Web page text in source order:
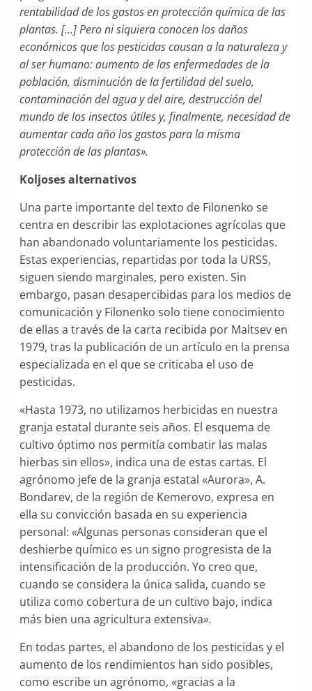
rentabilidad de los gastos en protección química de las
plantas. […] Pero ni siquiera conocen los daños
económicos que los pesticidas causan a la naturaleza y
al ser humano: aumento de las enfermedades de la
población, disminución de la fertilidad del suelo,
contaminación del agua y del aire, destrucción del
mundo de los insectos útiles y, finalmente, necesidad de
aumentar cada año los gastos para la misma
protección de las plantas».
Koljoses alternativos
Una parte importante del texto de Filonenko se
centra en describir las explotaciones agrícolas que
han abandonado voluntariamente los pesticidas.
Estas experiencias, repartidas por toda la URSS,
siguen siendo marginales, pero existen. Sin
embargo, pasan desapercibidas para los medios de
comunicación y Filonenko solo tiene conocimiento
de ellas a través de la carta recibida por Maltsev en
1979, tras la publicación de un artículo en la prensa
especializada en el que se criticaba el uso de
pesticidas.
«Hasta 1973, no utilizamos herbicidas en nuestra
granja estatal durante seis años. El esquema de
cultivo óptimo nos permitía combatir las malas
hierbas sin ellos», indica una de estas cartas. El
agrónomo jefe de la granja estatal «Aurora», A.
Bondarev, de la región de Kemerovo, expresa en
ella su convicción basada en su experiencia
personal:«Algunas personas consideran que el
deshierbe químico es un signo progresista de la
intensificación de la producción. Yo creo que,
cuando se considera la única salida, cuando se
utiliza como cobertura de un cultivo bajo, indica
más bien una agricultura extensiva».
En todas partes, el abandono de los pesticidas y el
aumento de los rendimientos han sido posibles,
como escribe un agrónomo, «gracias a la